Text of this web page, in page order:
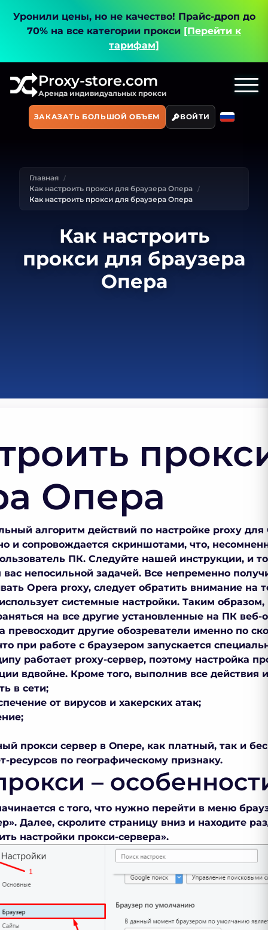
Уронили цены, но не качество! Прайс-дроп до
70% на все категории прокси [Перейти к
тарифам]
Proxy-store.com
Аренда индивидуальных прокси
ЗАКАЗАТЬ БОЛЬШОЙ ОБЪЕМ ВОЙТИ
Главная
Как настроить прокси для браузера Опера
Как настроить прокси для браузера Опера
Как настроить
прокси для браузера
Опера
Опера
алгоритм действий по настройке proxy для
и сопровождается скриншотами, что,
ПК. Следуйте нашей инструкции, и
непосильной задачей. Все непременно
Opera proxy, следует обратить внимание на
системные настройки. Таким
на все другие установленные на ПК веб-
превосходит другие обозреватели именно по
при работе с браузером запускается
работает proxy-сервер, поэтому настройка
вдвойне. Кроме того, выполнив все действия
в сети;
от вирусов и хакерских атак;
прокси сервер в Опере, как платный, так и
ресурсов по географическому признаку.
–
с того, что нужно перейти в меню
Далее, скролите страницу вниз и находите
настройки прокси-сервера».